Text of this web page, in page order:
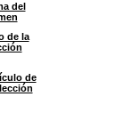
del
de la
de